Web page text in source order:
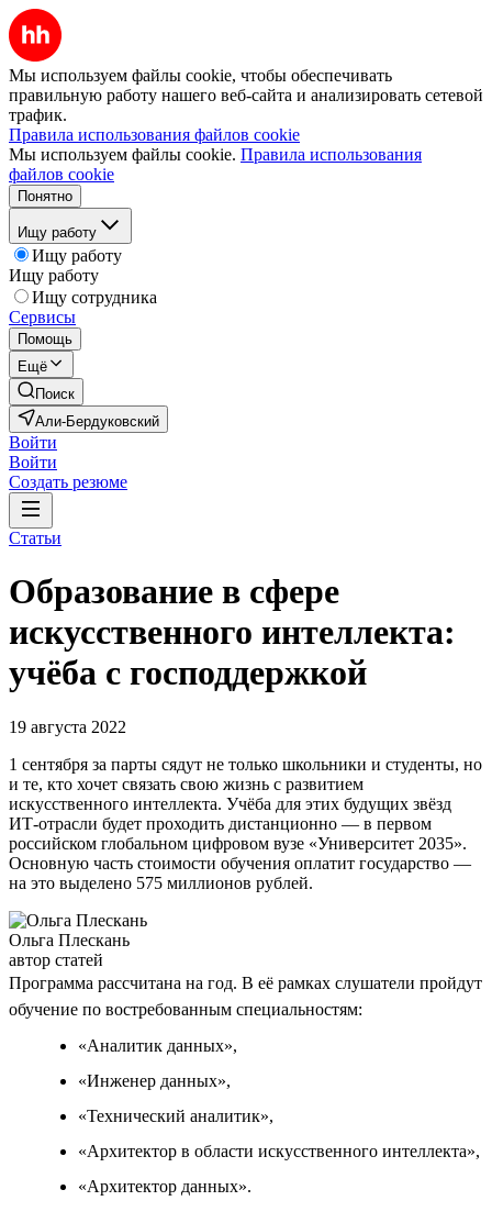
Мы используем файлы cookie, чтобы обеспечивать
правильную работу нашего веб-сайта и анализировать сетевой
трафик.
Правила использования файлов cookie
Мы используем файлы cookie. Правила использования
файлов cookie
Понятно
Ищу работу
Ищу работу
Ищу работу
Ищу сотрудника
Сервисы
Помощь
Ещё
Поиск
Али-Бердуковский
Войти
Войти
Создать резюме
Статьи
Образование в сфере
искусственного интеллекта:
учёба с господдержкой
19 августа 2022
1 сентября за парты сядут не только школьники и студенты, но
и те, кто хочет связать свою жизнь с развитием
искусственного интеллекта. Учёба для этих будущих звёзд
ИТ-отрасли будет проходить дистанционно — в первом
российском глобальном цифровом вузе «Университет 2035».
Основную часть стоимости обучения оплатит государство —
на это выделено 575 миллионов рублей.
Ольга Плескань
автор статей
Программа рассчитана на год. В её рамках слушатели пройдут
обучение по востребованным специальностям:
«Аналитик данных»,
«Инженер данных»,
«Технический аналитик»,
«Архитектор в области искусственного интеллекта»,
«Архитектор данных».